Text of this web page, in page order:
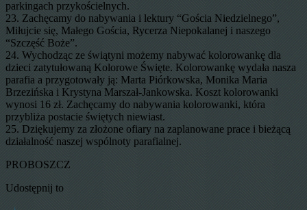
parkingach przykościelnych.
23. Zachęcamy do nabywania i lektury “Gościa Niedzielnego”,
Miłujcie się, Małego Gościa, Rycerza Niepokalanej i naszego
“Szczęść Boże”.
24. Wychodząc ze świątyni możemy nabywać kolorowankę dla
dzieci zatytułowaną Kolorowe Święte. Kolorowankę wydała nasza
parafia a przygotowały ją: Marta Piórkowska, Monika Maria
Brzezińska i Krystyna Marszał-Jankowska. Koszt kolorowanki
wynosi 16 zł. Zachęcamy do nabywania kolorowanki, która
przybliża postacie świętych niewiast.
25. Dziękujemy za złożone ofiary na zaplanowane prace i bieżącą
działalność naszej wspólnoty parafialnej.
PROBOSZCZ
Udostępnij to